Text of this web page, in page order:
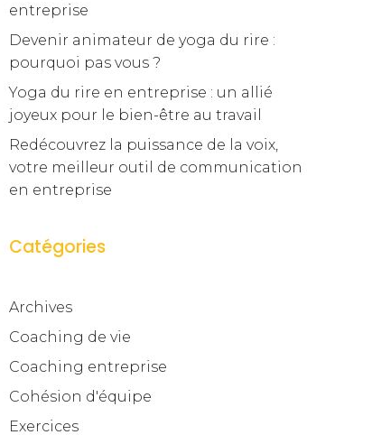
entreprise
Devenir animateur de yoga du rire :
pourquoi pas vous ?
Yoga du rire en entreprise : un allié
joyeux pour le bien-être au travail
Redécouvrez la puissance de la voix,
votre meilleur outil de communication
en entreprise
Catégories
Archives
Coaching de vie
Coaching entreprise
Cohésion d'équipe
Exercices